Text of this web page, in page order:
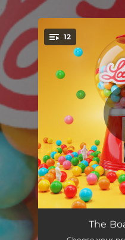
You're all set!
12
Z gitarą na plażę
The